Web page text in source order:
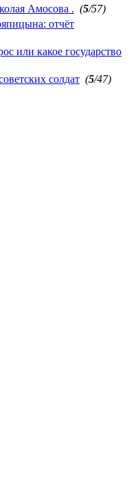
Амосова . (5/57)
отчёт
или какое государство
солдат (5/47)